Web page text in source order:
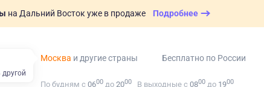
на Дальний Восток уже в продаже Подробнее
Москва и другие страны Бесплатно по России
По будням с 0600 до 2000 В выходные с 0800 до 1900